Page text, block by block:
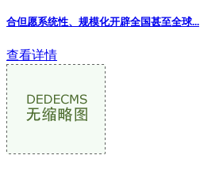
合但愿系统性、规模化开辟全国甚至全球...
查看详情